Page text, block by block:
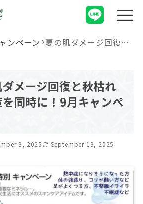
ンペーン 夏の肌ダメージ回復と秋枯れ肌対策を同時に！9月キャンペーン
メージ回復と秋枯れ
同時に！9月キャンペ
3, 2025 September 13, 2025